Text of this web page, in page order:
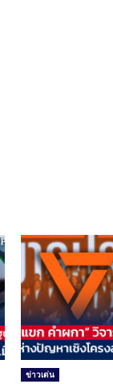
ข่าวเด่น